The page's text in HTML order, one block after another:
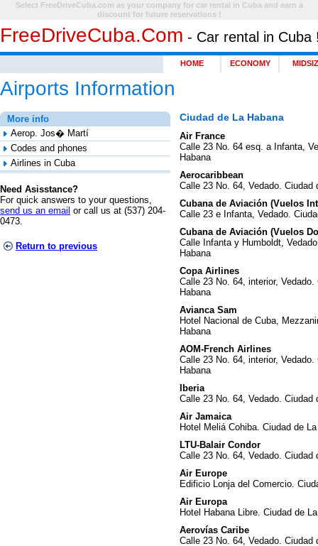
Select FreeDriveCuba.com as your company for car rental in Cuba and earn a
discount for future reservations !
FreeDriveCuba.com - Car rental in Cuba
HOME ECONOMY
Airports Information
Ciudad de La Habana
Air France
Calle 23 No. 64 esq. a Infanta,
Habana
Aerocaribbean
Calle 23 No. 64, Vedado. Ciudad
Cubana de Aviación (Vuelos
Calle 23 e Infanta, Vedado.
Cubana de Aviación (Vuelos
Calle Infanta y Humboldt,
Habana
Copa Airlines
Calle 23 No. 64, interior, Vedado.
Habana
Avianca Sam
Hotel Nacional de Cuba,
Habana
AOM-French Airlines
Calle 23 No. 64, interior, Vedado.
Habana
Iberia
Calle 23 No. 64, Vedado. Ciudad
Air Jamaica
Hotel Meliá Cohiba. Ciudad de
LTU-Balair Condor
Calle 23 No. 64, Vedado. Ciudad
Air Europe
Edificio Lonja del Comercio.
Air Europa
Hotel Habana Libre. Ciudad de
Aerovías Caribe
Calle 23 No. 64, Vedado. Ciudad
More info
Aerop. Jos� Martí
Codes and phones
Airlines in Cuba
Need Asisstance?
For quick answers to your questions,
send us an email or call us at (537) 204-
0473.
Return to previous